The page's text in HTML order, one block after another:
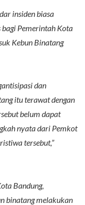
insiden biasa
Pemerintah Kota
Kebun Binatang
dan
itu terawat dengan
belum dapat
nyata dari Pemkot
tersebut,”
Bandung,
binatang melakukan